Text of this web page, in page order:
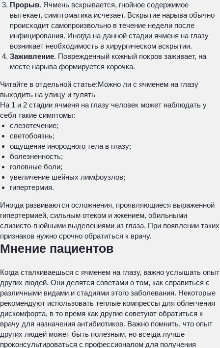
Прорыв. Ячмень вскрывается, гнойное содержимое
вытекает, симптоматика исчезает. Вскрытие нарыва обычно
происходит самопроизвольно в течение недели после
инфицирования. Иногда на данной стадии ячменя на глазу
возникает необходимость в хирургическом вскрытии.
Заживление. Поврежденный кожный покров заживает, на
месте нарыва формируется корочка.
Читайте в отдельной статье:Можно ли с ячменем на глазу
выходить на улицу и гулять
На 1 и 2 стадии ячменя на глазу человек может наблюдать у
себя такие симптомы:
слезотечение;
светобоязнь;
ощущение инородного тела в глазу;
болезненность;
головные боли;
увеличение шейных лимфоузлов;
гипертермия.
Иногда развиваются осложнения, проявляющиеся выраженной
гипертермией, сильным отеком и жжением, обильными
слизисто-гнойными выделениями из глаза. При появлении таких
признаков нужно срочно обратиться к врачу.
Мнение пациентов
Когда сталкиваешься с ячменем на глазу, важно услышать опыт
других людей. Они делятся советами о том, как справиться с
различными видами и стадиями этого заболевания. Некоторые
рекомендуют использовать теплые компрессы для облегчения
дискомфорта, в то время как другие советуют обратиться к
врачу для назначения антибиотиков. Важно помнить, что опыт
других людей может быть полезным, но всегда лучше
проконсультироваться с профессионалом для получения